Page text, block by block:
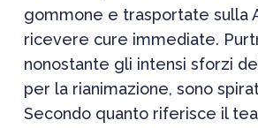
gommone e trasportate sulla
ricevere cure immediate.
nonostante gli intensi sforzi
per la rianimazione, sono
Secondo quanto riferisce il